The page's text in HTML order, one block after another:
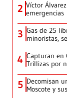
2 Víctor
emergencias
3 Gas de 25
minoristas,
4 Capturan en
Trillizas por
5 Decomisan
Moscote y